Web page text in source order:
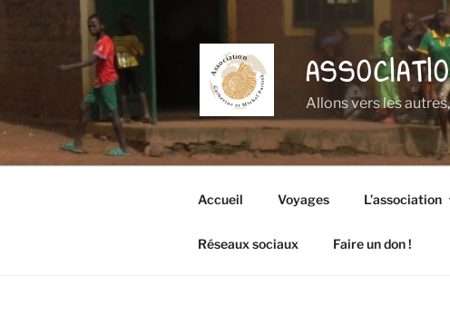
Allons vers les
Accueil Voyages L’association
Réseaux sociaux Faire un don !